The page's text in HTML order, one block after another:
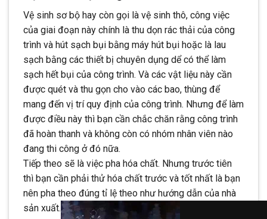
Vệ sinh sơ bộ hay còn gọi là vệ sinh thô, công việc
của giai đoạn này chính là thu dọn rác thải của công
trình và hút sạch bụi bằng máy hút bụi hoặc là lau
sạch bằng các thiết bị chuyên dụng dể có thể làm
sạch hết bụi của công trình. Và các vật liệu này cần
được quét và thu gọn cho vào các bao, thùng để
mang đến vị trí quy định của công trình. Nhưng để làm
được điều này thì bạn cần chắc chăn rằng công trình
đã hoàn thanh và không còn có nhóm nhân viên nào
đang thi công ở đó nữa.
Tiếp theo sẽ là việc pha hóa chất. Nhưng trước tiên
thì bạn cần phải thử hóa chất trước và tốt nhất là bạn
nên pha theo đúng tỉ lệ theo như hướng dẫn của nhà
sản xuất.